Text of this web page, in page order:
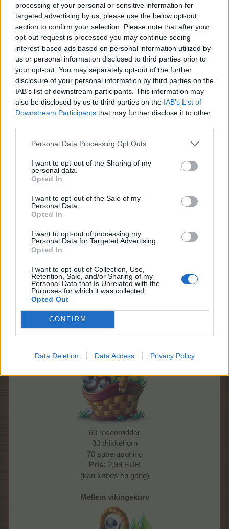
processing of your personal or sensitive information for
targeted advertising by us, please use the below opt-out
section to confirm your selection. Please note that after your
opt-out request is processed you may continue seeing
interest-based ads based on personal information utilized by
us or personal information disclosed to third parties prior to
your opt-out. You may separately opt-out of the further
disclosure of your personal information by third parties on the
IAB’s list of downstream participants. This information may
also be disclosed by us to third parties on the IAB’s List of
Downstream Participants that may further disclose it to other
Personal Data Processing Opt Outs
I want to opt-out of the Sharing of my
personal data.
Opted In
I want to opt-out of the Sale of my
Personal Data.
Opted In
I want to opt-out of processing my
Personal Data for Targeted Advertising.
Opted In
I want to opt-out of Collection, Use,
Retention, Sale, and/or Sharing of my
Personal Data that Is Unrelated with the
Purposes for which it was collected.
Opted Out
CONFIRM
Data Deletion Data Access Privacy Policy
Farmerama teamet
blev testet og FAQ lavet,
vi tager forbehold for eventuelle grafiske fejl eller
9 Maj 2023
MOD-Ara
Board Administrator
Team Farmerama DA & NO
Event kurve
60 rosenrødder
30 drikkehorn
70 supergødning
Pris: 2,99 EUR
(kan købes én gang)
Mellem vikingekurv